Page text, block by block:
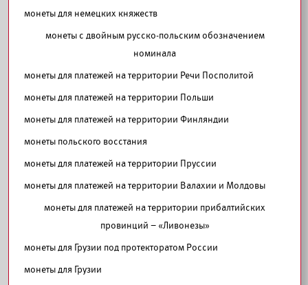
монеты для немецких княжеств
монеты с двойным русско-польским обозначением
номинала
монеты для платежей на территории Речи Посполитой
монеты для платежей на территории Польши
монеты для платежей на территории Финляндии
монеты польского восстания
монеты для платежей на территории Пруссии
монеты для платежей на территории Валахии и Молдовы
монеты для платежей на территории прибалтийских
провинций – «Ливонезы»
монеты для Грузии под протекторатом России
монеты для Грузии